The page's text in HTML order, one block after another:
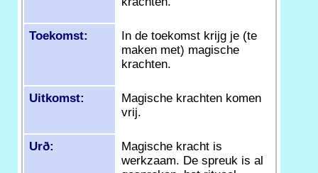
Toekomst:
In de toekomst krijg je (te
maken met) magische
krachten.
Uitkomst:
Magische krachten komen
vrij.
Urð:
Magische kracht is
werkzaam. De spreuk is al